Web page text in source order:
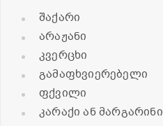
შაქარი
არაჟანი
კვერცხი
გამაფხვიერებელი
ფქვილი
კარაქი ან მარგარინი